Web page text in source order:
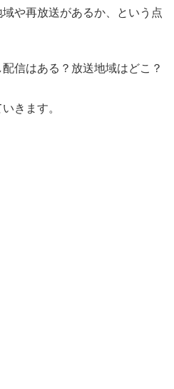
や再放送があるか、という点
信はある？放送地域はどこ？
きます。